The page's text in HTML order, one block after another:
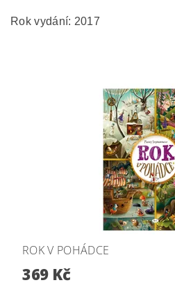
Rok vydání: 2017
ROK V POHÁDCE
369 Kč